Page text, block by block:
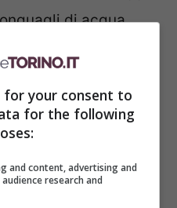
di acqua,
stabilito
dei conguagli
e acqua non può
volta trascorsi
Tuttavia, affinché
your consent to
for the following
and content, advertising and
research and